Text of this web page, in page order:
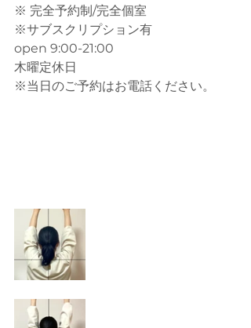
※ 完全予約制/完全個室
※サブスクリプション有
open 9:00-21:00
木曜定休日
※当日のご予約はお電話ください。